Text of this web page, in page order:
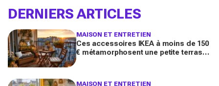
DERNIERS ARTICLES
MAISON ET ENTRETIEN
Ces accessoires IKEA à moins de 150
€ métamorphosent une petite terrasse
MAISON ET ENTRETIEN